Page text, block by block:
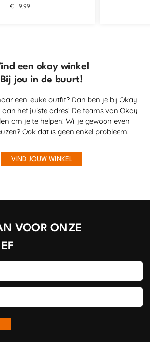
€ 9,99
een okay winkel
Bij jou in de buurt!
een leuke outfit? Dan ben je bij Okay
aan het juiste adres! De teams van Okay
om je te helpen! Wil je gewoon even
Ook dat is geen enkel probleem!
VIND JOUW WINKEL
VOOR ONZE